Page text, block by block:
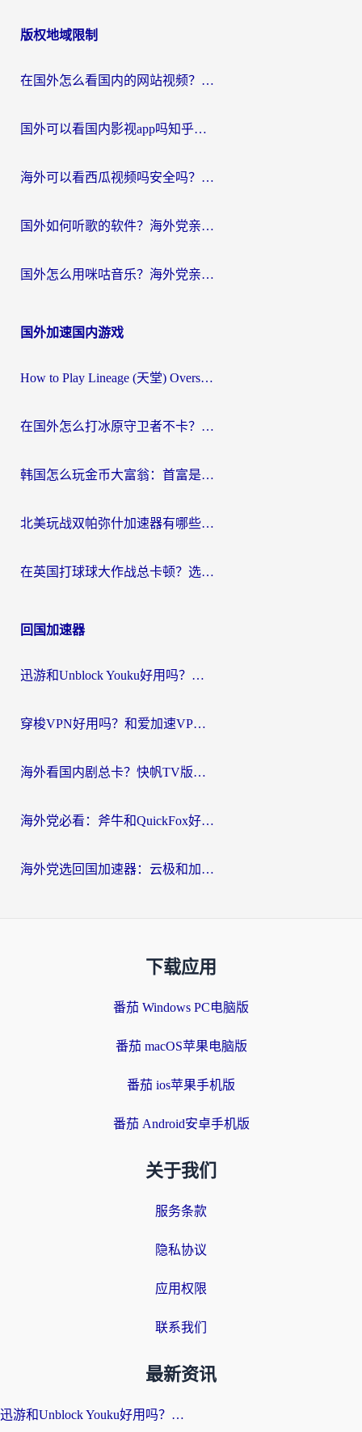
导
版权地域限制
在国外怎么看国内的网站视频？别再踩坑！选对加速器秒回国内冲浪
国外可以看国内影视app吗知乎？留学生亲测有效的回国加速方案
海外可以看西瓜视频吗安全吗？留学生亲测：3步解决回国追剧难题，附靠谱加速器推荐
国外如何听歌的软件？海外党亲测有效的回国加速器指南
国外怎么用咪咕音乐？海外党亲测有效的听歌自由指南
国外加速国内游戏
How to Play Lineage (天堂) Overseas? The Ultimate Guide to Choosing the Best Chinese Server Game Accelerator (在国外打天堂加速器)
在国外怎么打冰原守卫者不卡？留学生亲测的国服游戏加速指南
韩国怎么玩金币大富翁：首富是谁？海外党国服游戏加速全攻略
北美玩战双帕弥什加速器有哪些？海外党亲测好用的国服加速指南
在英国打球球大作战总卡顿？选对加速器让你告别延迟（附实测攻略）
回国加速器
迅游和Unblock Youku好用吗？海外党亲测：3个维度教你选对回国加速器
穿梭VPN好用吗？和爱加速VPN对比哪个回国效果更好？海外党必看的实用指南
海外看国内剧总卡？快帆TV版VPN好用吗？和海牛VPN对比哪个回国效果更好？
海外党必看：斧牛和QuickFox好用吗？3步选对回国加速器，无缝刷国内剧玩游戏
海外党选回国加速器：云极和加速喵哪个好？附3款热门工具实测对比
下载应用
番茄 Windows PC电脑版
番茄 macOS苹果电脑版
番茄 ios苹果手机版
番茄 Android安卓手机版
关于我们
服务条款
隐私协议
应用权限
联系我们
最新资讯
迅游和Unblock Youku好用吗？海外党亲测：3个维度教你选对回国加速器